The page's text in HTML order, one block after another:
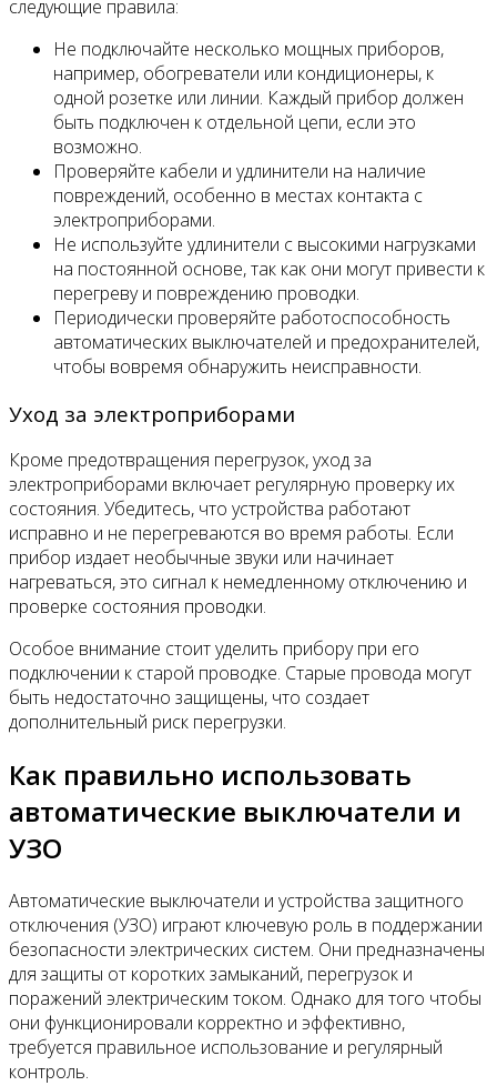
следующие правила:
Не подключайте несколько мощных приборов,
например, обогреватели или кондиционеры, к
одной розетке или линии. Каждый прибор должен
быть подключен к отдельной цепи, если это
возможно.
Проверяйте кабели и удлинители на наличие
повреждений, особенно в местах контакта с
электроприборами.
Не используйте удлинители с высокими нагрузками
на постоянной основе, так как они могут привести к
перегреву и повреждению проводки.
Периодически проверяйте работоспособность
автоматических выключателей и предохранителей,
чтобы вовремя обнаружить неисправности.
Уход за электроприборами
Кроме предотвращения перегрузок, уход за
электроприборами включает регулярную проверку их
состояния. Убедитесь, что устройства работают
исправно и не перегреваются во время работы. Если
прибор издает необычные звуки или начинает
нагреваться, это сигнал к немедленному отключению и
проверке состояния проводки.
Особое внимание стоит уделить прибору при его
подключении к старой проводке. Старые провода могут
быть недостаточно защищены, что создает
дополнительный риск перегрузки.
Как правильно использовать
автоматические выключатели и
УЗО
Автоматические выключатели и устройства защитного
отключения (УЗО) играют ключевую роль в поддержании
безопасности электрических систем. Они предназначены
для защиты от коротких замыканий, перегрузок и
поражений электрическим током. Однако для того чтобы
они функционировали корректно и эффективно,
требуется правильное использование и регулярный
контроль.